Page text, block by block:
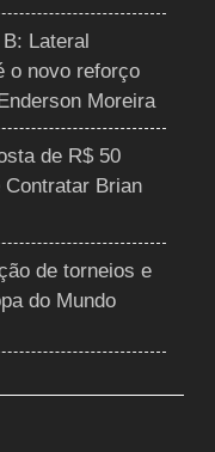
Lateral
o novo reforço
Moreira
de R$ 50
Brian
de torneios e
do Mundo